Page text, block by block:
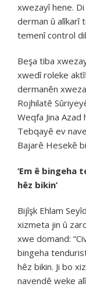
xwezayî hene.
derman û alîkarî
temenî control
Beşa tiba
xwedî roleke
dermanên
Rojhilatê
Weqfa Jina
Tebqayê ev
Bajarê Hesekê
‘Em ê bingeha
hêz bikin’
Bijîşk Ehlam
xizmeta jin û
xwe domand:
bingeha
hêz bikin. Ji bo
navendê weke